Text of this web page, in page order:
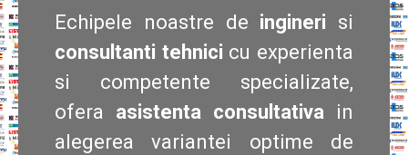
Echipele noastre de ingineri si
consultanti tehnici cu experienta
si competente specializate,
ofera asistenta consultativa in
alegerea variantei optime de